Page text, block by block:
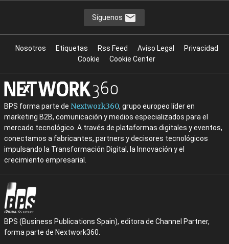
Síguenos
Nosotros Etiquetas Rss Feed Aviso Legal
Privacidad
Cookie
Cookie Center
BPS forma parte de Nextwork360, grupo europeo líder en
marketing B2B, comunicación y medios especializados para el
mercado tecnológico. A través de plataformas digitales y eventos,
conectamos a fabricantes, partners y decisores tecnológicos
impulsando la Transformación Digital, la Innovación y el
crecimiento empresarial.
BPS (Business Publications Spain), editora de Channel Partner,
forma parte de Nextwork360.